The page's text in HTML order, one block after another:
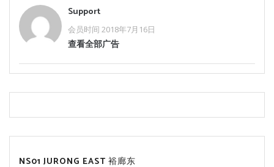
Support
会员时间 2018年7月16日
查看全部广告
NS01 JURONG EAST 裕廊东